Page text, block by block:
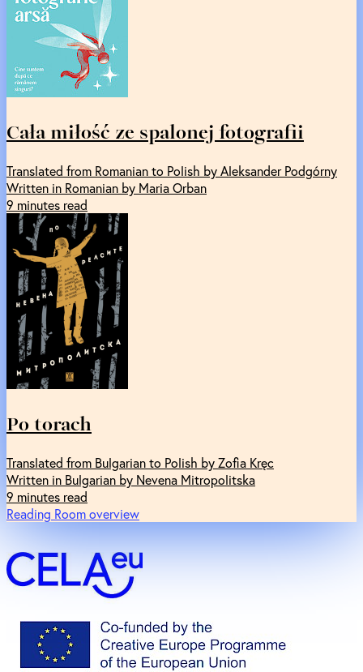
Cała miłość ze spalonej fotografii
Translated from Romanian to Polish by Aleksander Podgórny
Written in Romanian by Maria Orban
9 minutes read
Po torach
Translated from Bulgarian to Polish by Zofia Kręc
Written in Bulgarian by Nevena Mitropolitska
9 minutes read
Reading Room overview